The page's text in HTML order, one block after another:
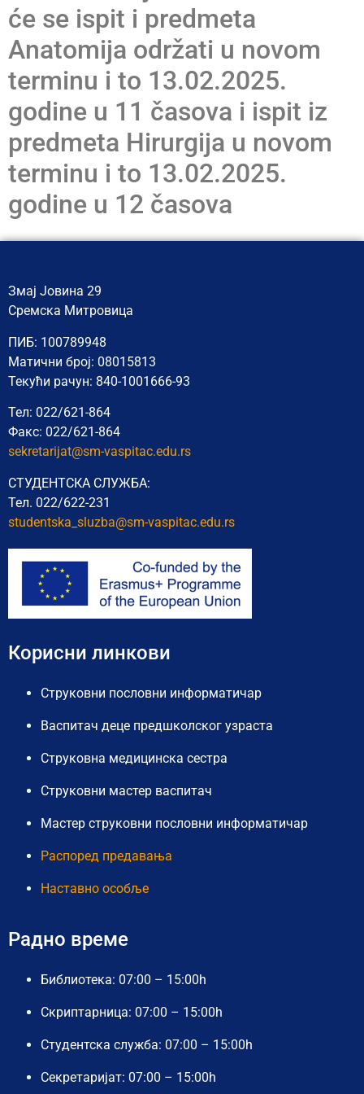
će se ispit i predmeta
Anatomija održati u novom
terminu i to 13.02.2025.
godine u 11 časova i ispit iz
predmeta Hirurgija u novom
terminu i to 13.02.2025.
godine u 12 časova
Змај Јовина 29
Сремска Митровица
ПИБ: 100789948
Матични број: 08015813
Текући рачун: 840-1001666-93
Тел: 022/621-864
Факс: 022/621-864
sekretarijat@sm-vaspitac.edu.rs
СТУДЕНТСКА СЛУЖБА:
Тел. 022/622-231
studentska_sluzba@sm-vaspitac.edu.rs
Корисни линкови
Струковни пословни информатичар
Васпитач деце предшколског узраста
Струковна медицинска сестра
Струковни мастер васпитач
Мастер струковни пословни информатичар
Распоред предавања
Наставно особље
Радно време
Библиотека: 07:00 – 15:00h
Скриптарница: 07:00 – 15:00h
Студентска служба: 07:00 – 15:00h
Секретаријат: 07:00 – 15:00h